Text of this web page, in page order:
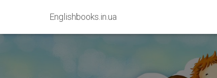
Englishbooks.in.ua